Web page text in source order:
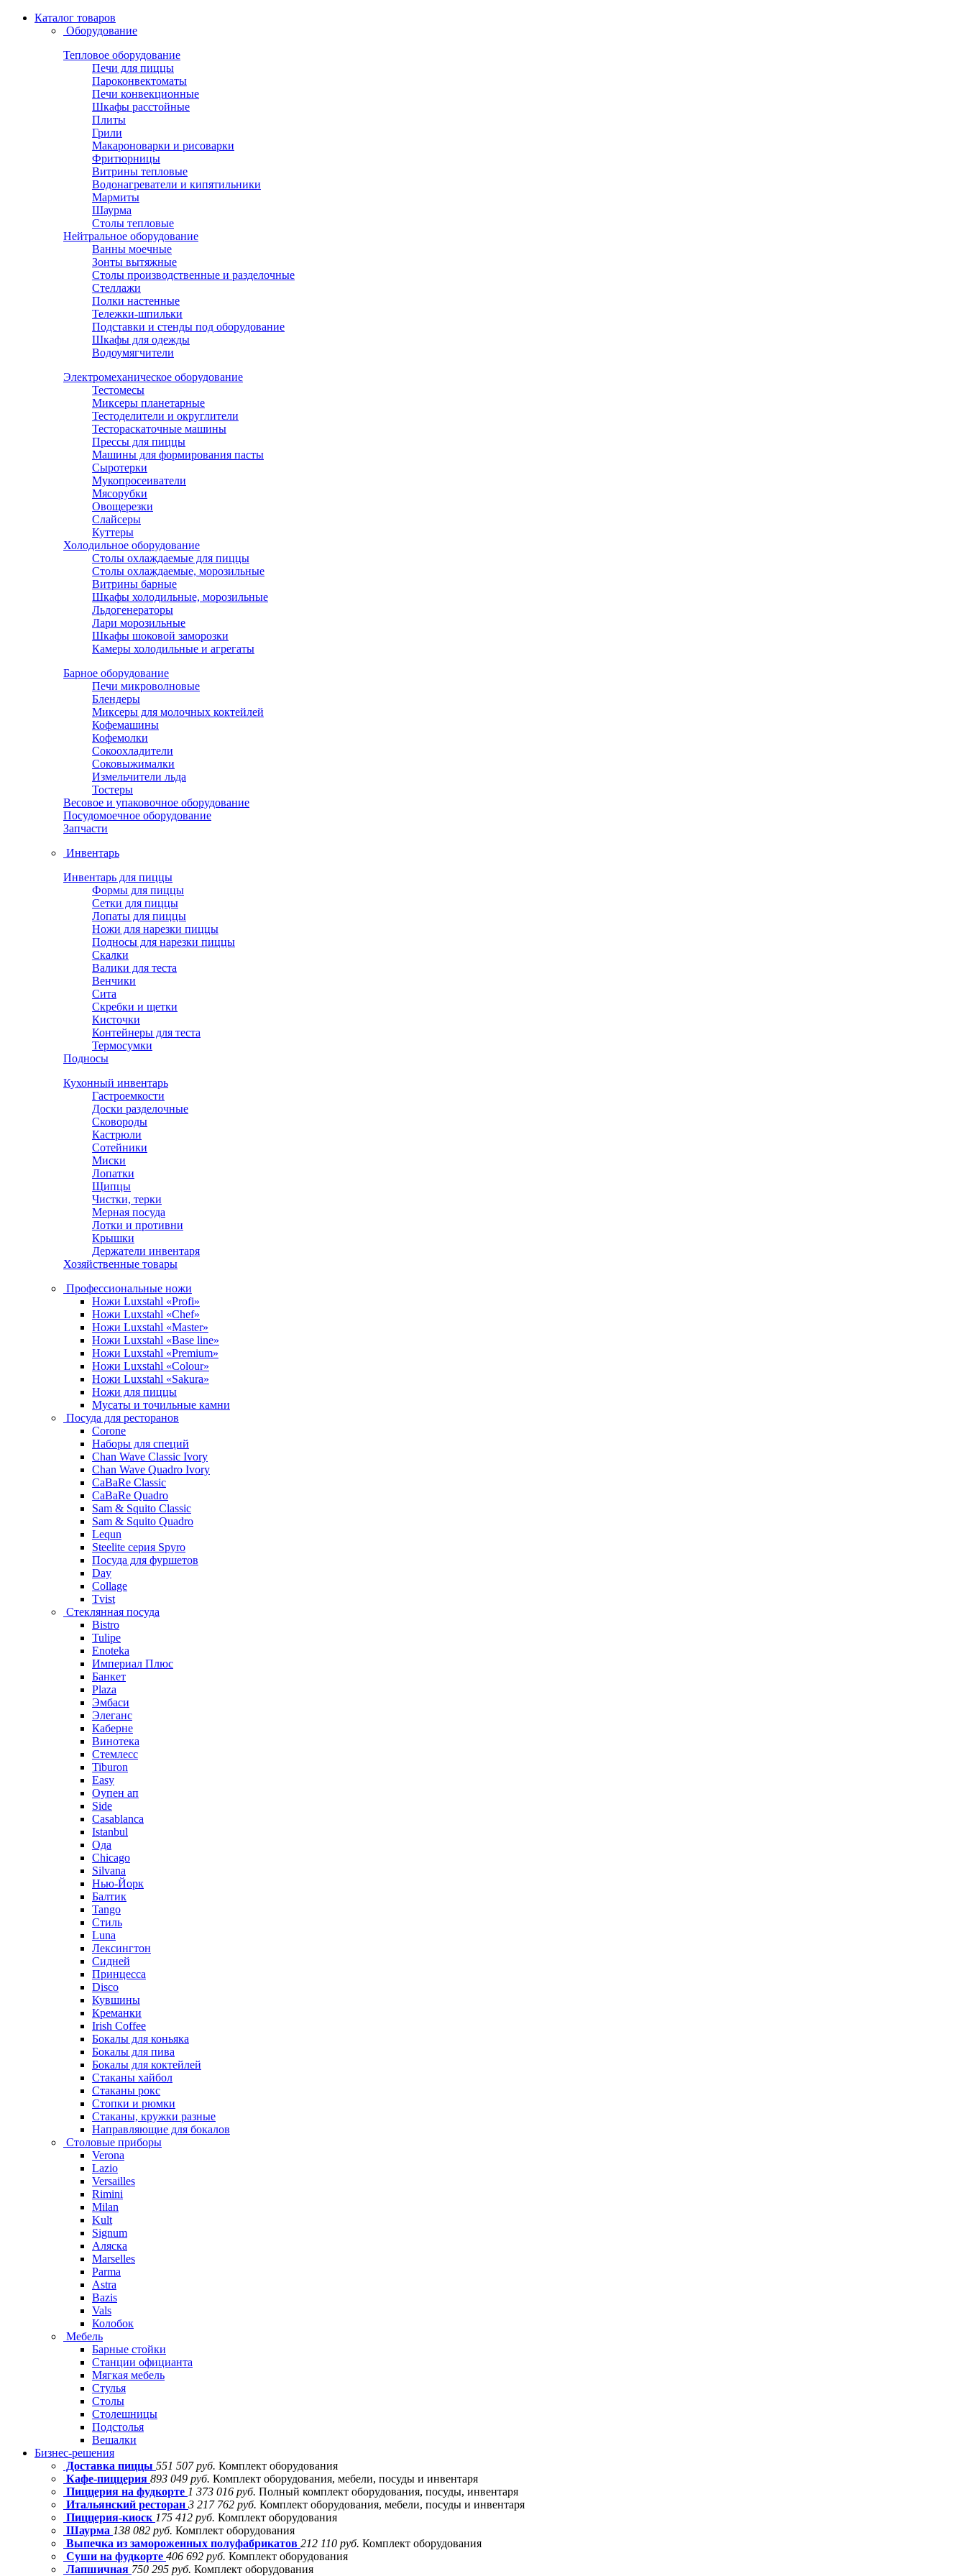
Каталог товаров
Оборудование
Тепловое оборудование
Печи для пиццы
Пароконвектоматы
Печи конвекционные
Шкафы расстойные
Плиты
Грили
Макароноварки и рисоварки
Фритюрницы
Витрины тепловые
Водонагреватели и кипятильники
Мармиты
Шаурма
Столы тепловые
Нейтральное оборудование
Ванны моечные
Зонты вытяжные
Столы производственные и разделочные
Стеллажи
Полки настенные
Тележки-шпильки
Подставки и стенды под оборудование
Шкафы для одежды
Водоумягчители
Электромеханическое оборудование
Тестомесы
Миксеры планетарные
Тестоделители и округлители
Тестораскаточные машины
Прессы для пиццы
Машины для формирования пасты
Сыротерки
Мукопросеиватели
Мясорубки
Овощерезки
Слайсеры
Куттеры
Холодильное оборудование
Столы охлаждаемые для пиццы
Столы охлаждаемые, морозильные
Витрины барные
Шкафы холодильные, морозильные
Льдогенераторы
Лари морозильные
Шкафы шоковой заморозки
Камеры холодильные и агрегаты
Барное оборудование
Печи микроволновые
Блендеры
Миксеры для молочных коктейлей
Кофемашины
Кофемолки
Сокоохладители
Соковыжималки
Измельчители льда
Тостеры
Весовое и упаковочное оборудование
Посудомоечное оборудование
Запчасти
Инвентарь
Инвентарь для пиццы
Формы для пиццы
Сетки для пиццы
Лопаты для пиццы
Ножи для нарезки пиццы
Подносы для нарезки пиццы
Скалки
Валики для теста
Венчики
Сита
Скребки и щетки
Кисточки
Контейнеры для теста
Термосумки
Подносы
Кухонный инвентарь
Гастроемкости
Доски разделочные
Сковороды
Кастрюли
Сотейники
Миски
Лопатки
Щипцы
Чистки, терки
Мерная посуда
Лотки и противни
Крышки
Держатели инвентаря
Хозяйственные товары
Профессиональные ножи
Ножи Luxstahl «Profi»
Ножи Luxstahl «Chef»
Ножи Luxstahl «Master»
Ножи Luxstahl «Base line»
Ножи Luxstahl «Premium»
Ножи Luxstahl «Colour»
Ножи Luxstahl «Sakura»
Ножи для пиццы
Мусаты и точильные камни
Посуда для ресторанов
Corone
Наборы для специй
Chan Wave Classic Ivory
Chan Wave Quadro Ivory
CaBaRe Classic
CaBaRe Quadro
Sam & Squito Classic
Sam & Squito Quadro
Lequn
Steelite серия Spyro
Посуда для фуршетов
Day
Collage
Tvist
Стеклянная посуда
Bistro
Tulipe
Enoteka
Империал Плюс
Банкет
Plaza
Эмбаси
Элеганс
Каберне
Винотека
Стемлесс
Tiburon
Easy
Оупен ап
Side
Casablanca
Istanbul
Ода
Chicago
Silvana
Нью-Йорк
Балтик
Tango
Стиль
Luna
Лексингтон
Сидней
Принцесса
Disco
Кувшины
Креманки
Irish Coffee
Бокалы для коньяка
Бокалы для пива
Бокалы для коктейлей
Стаканы хайбол
Стаканы рокс
Стопки и рюмки
Стаканы, кружки разные
Направляющие для бокалов
Столовые приборы
Verona
Lazio
Versailles
Rimini
Milan
Kult
Signum
Аляска
Marselles
Parma
Astra
Bazis
Vals
Колобок
Мебель
Барные стойки
Станции официанта
Мягкая мебель
Стулья
Столы
Столешницы
Подстолья
Вешалки
Бизнес-решения
Доставка пиццы 551 507 руб. Комплект оборудования
Кафе-пиццерия 893 049 руб. Комплект оборудования, мебели, посуды и инвентаря
Пиццерия на фудкорте 1 373 016 руб. Полный комплект оборудования, посуды, инвентаря
Итальянский ресторан 3 217 762 руб. Комплект оборудования, мебели, посуды и инвентаря
Пиццерия-киоск 175 412 руб. Комплект оборудования
Шаурма 138 082 руб. Комплект оборудования
Выпечка из замороженных полуфабрикатов 212 110 руб. Комплект оборудования
Суши на фудкорте 406 692 руб. Комплект оборудования
Лапшичная 750 295 руб. Комплект оборудования